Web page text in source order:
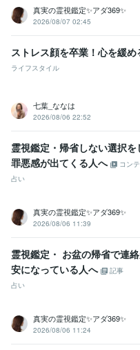
スト オンライン似合う髪型診
スト ココナラプラチナランク
資格・検定
インテリアコーディネーター
宅地建物取引士（旧 宅地建物
カラーセラピスト
Excel:10年
得意分野
悩み相談・カウンセリング
学歴
公立高等学校 1986年3月 ~
真実の霊視鑑定✨アダ369✨
2026/08/07 02:45
ストレス顔を卒業！心を緩
ライフスタイル
七葉_ななは
2026/08/06 22:52
霊視鑑定・帰省しない選択
罪悪感が出てくる人へ
コン
占い
真実の霊視鑑定✨アダ369✨
2026/08/06 11:39
霊視鑑定・ お盆の帰省で連
安になっている人へ
記事
占い
真実の霊視鑑定✨アダ369✨
2026/08/06 11:24